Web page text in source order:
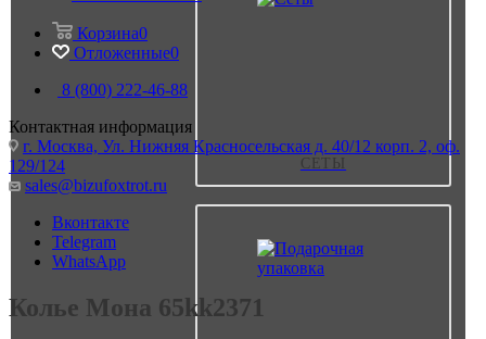
СЕТЫ
Корзина0
Отложенные0
8 (800) 222-46-88
Контактная информация
г. Москва, Ул. Нижняя Красносельская д. 40/12 корп. 2, оф.
129/124
sales@bizufoxtrot.ru
Вконтакте
Telegram
WhatsApp
Колье Мона 65kk2371